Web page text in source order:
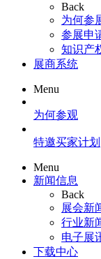
Back
为何参
参展申
知识产
展商系统
Menu
为何参观
特邀买家计划
Menu
新闻信息
Back
展会新
行业新
电子展
下载中心